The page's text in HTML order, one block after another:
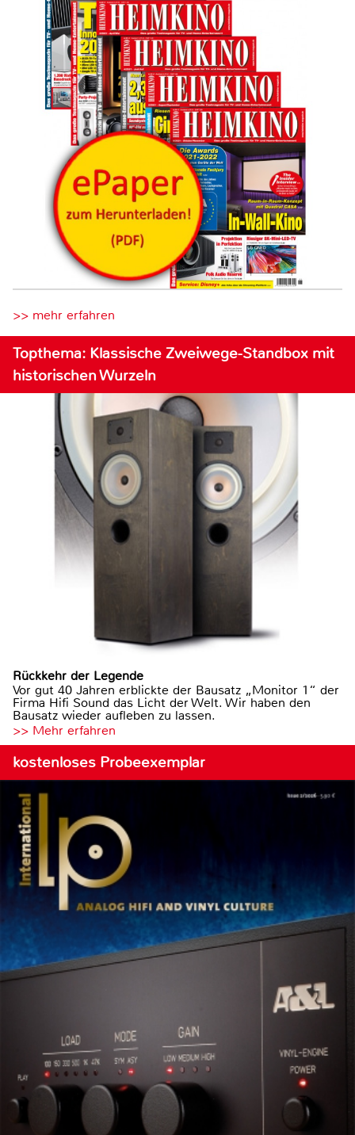
>> mehr erfahren
Topthema: Klassische Zweiwege-Standbox mit
historischen Wurzeln
Rückkehr der Legende
Vor gut 40 Jahren erblickte der Bausatz „Monitor 1“ der
Firma Hifi Sound das Licht der Welt. Wir haben den
Bausatz wieder aufleben zu lassen.
>> Mehr erfahren
kostenloses Probeexemplar